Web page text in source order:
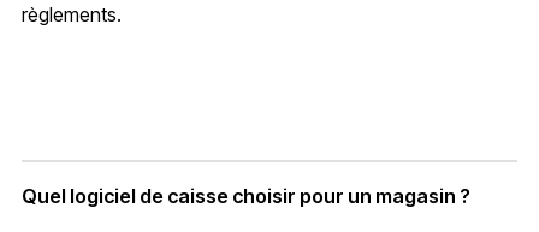
règlements.
Quel logiciel de caisse choisir pour un magasin ?